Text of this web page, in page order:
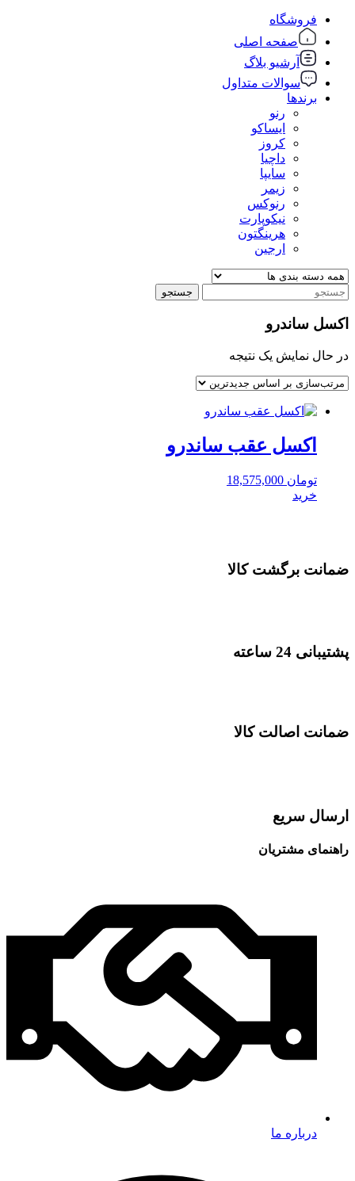
فروشگاه
صفحه اصلی
آرشیو بلاگ
سوالات متداول
برندها
رنو
ایساکو
کروز
داچیا
سایپا
زیمر
رنوکس
نیکوپارت
هرینگتون
ارجین
جستجو
اکسل ساندرو
در حال نمایش یک نتیجه
اکسل عقب ساندرو
تومان
خرید
ضمانت برگشت کالا
پشتیبانی 24 ساعته
ضمانت اصالت کالا
ارسال سریع
راهنمای مشتریان
درباره ما